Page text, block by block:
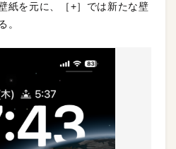
紙を元に、［+］では新たな壁
。